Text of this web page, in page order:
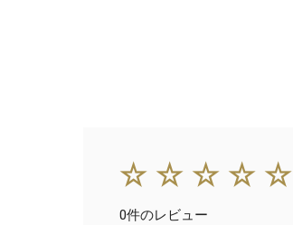
☆☆☆☆☆
0件のレビュー